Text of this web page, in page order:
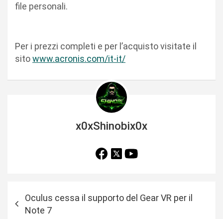
file personali.
Per i prezzi completi e per l’acquisto visitate il
sitowww.acronis.com/it-it/
x0xShinobix0x
Oculus cessa il supporto del Gear VR per il
Note 7